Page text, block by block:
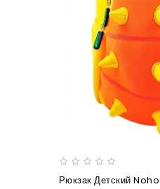
Рюкзак Детский